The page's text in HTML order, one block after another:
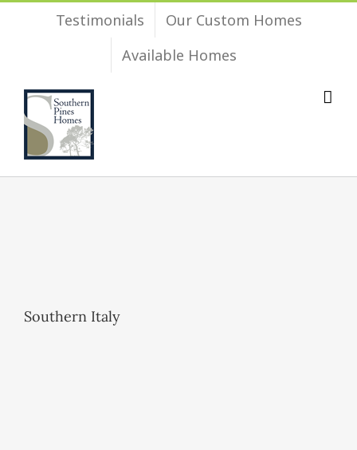
Testimonials
Our Custom Homes
Available Homes
Southern Italy